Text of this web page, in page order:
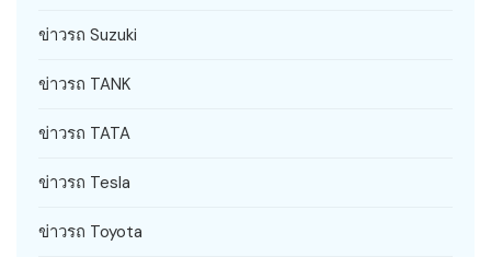
ข่าวรถ Suzuki
ข่าวรถ TANK
ข่าวรถ TATA
ข่าวรถ Tesla
ข่าวรถ Toyota